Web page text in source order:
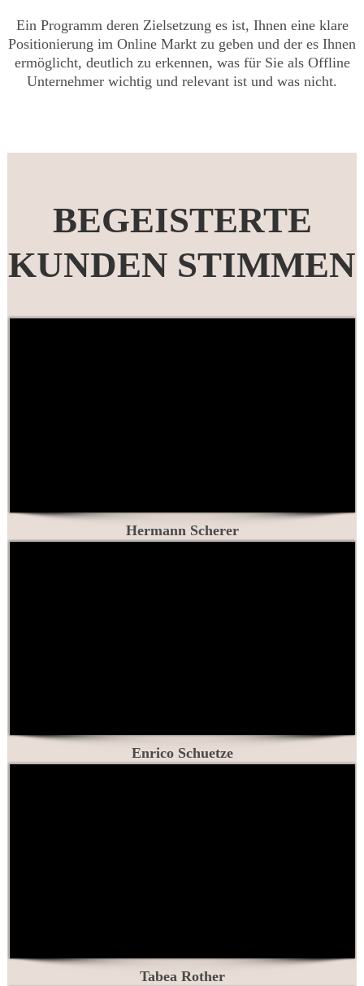
Ein Programm deren Zielsetzung es ist, Ihnen eine klare
Positionierung im Online Markt zu geben und der es Ihnen
ermöglicht, deutlich zu erkennen, was für Sie als Offline
Unternehmer wichtig und relevant ist und was nicht.
BEGEISTERTE
KUNDEN STIMMEN
Hermann Scherer
Enrico Schuetze
Tabea Rother